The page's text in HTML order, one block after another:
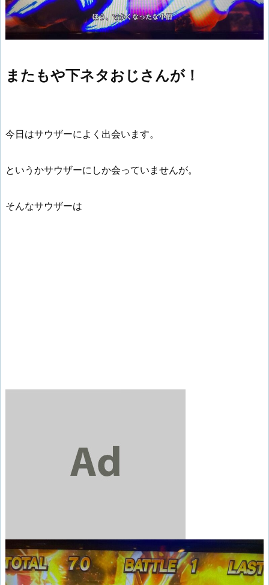
またもや下ネタおじさんが！
今日はサウザーによく出会います。
というかサウザーにしか会っていませんが。
そんなサウザーは